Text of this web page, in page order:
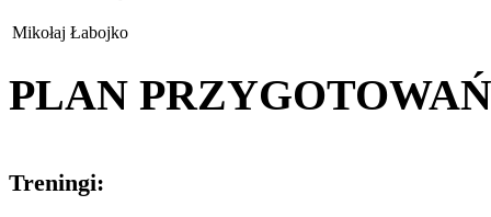
Mikołaj Łabojko
PLAN PRZYGOTOWAŃ
Treningi: